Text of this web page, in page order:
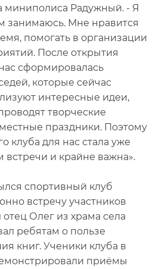
миниполиса Радужный. - Я
занимаюсь. Мне нравится
помогать в организации
После открытия
сформировалась
которые сейчас
интересные идеи,
творческие
праздники. Поэтому
клуба для нас стала уже
и крайне важна».
спортивный клуб
встречу участников
отец Олег из храма села
ребятам о пользе
книг. Ученики клуба в
приёмы